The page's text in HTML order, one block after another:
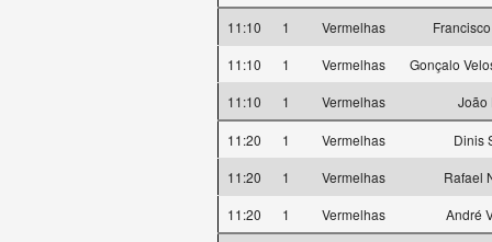
11:10 1 Vermelhas
11:10
1 Vermelhas
Gonçalo
11:10
1 Vermelhas João
11:20 1 Vermelhas
Dinis
11:20
1 Vermelhas
Rafael
11:20
1 Vermelhas André